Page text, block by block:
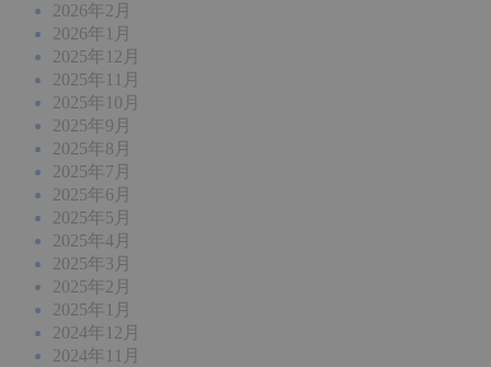
2026年2月
2026年1月
2025年12月
2025年11月
2025年10月
2025年9月
2025年8月
2025年7月
2025年6月
2025年5月
2025年4月
2025年3月
2025年2月
2025年1月
2024年12月
2024年11月